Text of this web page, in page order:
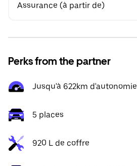
Assurance (à partir de)
Perks from the partner
Jusqu'à 622km d'autonomie
5 places
920 L de coffre